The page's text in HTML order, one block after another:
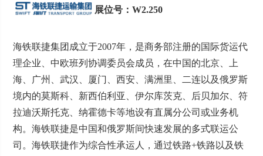
展位号：W2.250
海铁联捷集团成立于2007年，是商务部注册的国际货运代
理企业、中欧班列协调委员会成员，在中国的北京、上
海、广州、武汉、厦门、西安、满洲里、二连以及俄罗斯
境内的莫斯科、新西伯利亚、伊尔库茨克、后贝加尔、符
拉迪沃斯托克、纳霍德卡等地设有直属分公司或业务机
构。海铁联捷是中国和俄罗斯间快速发展的多式联运公
司。海铁联捷作为综合性承运人，通过铁路+铁路以及铁